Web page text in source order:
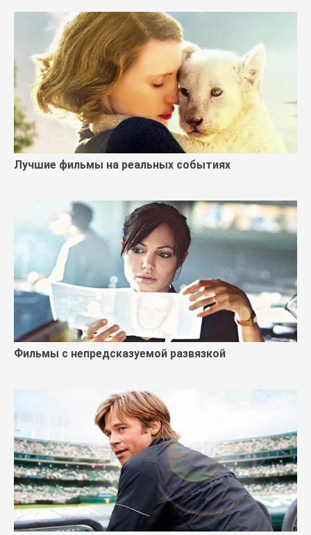
Лучшие фильмы на реальных событиях
Фильмы с непредсказуемой развязкой